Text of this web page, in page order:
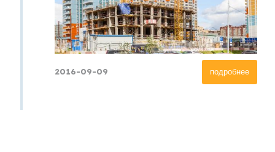
подробнее
2016-09-09